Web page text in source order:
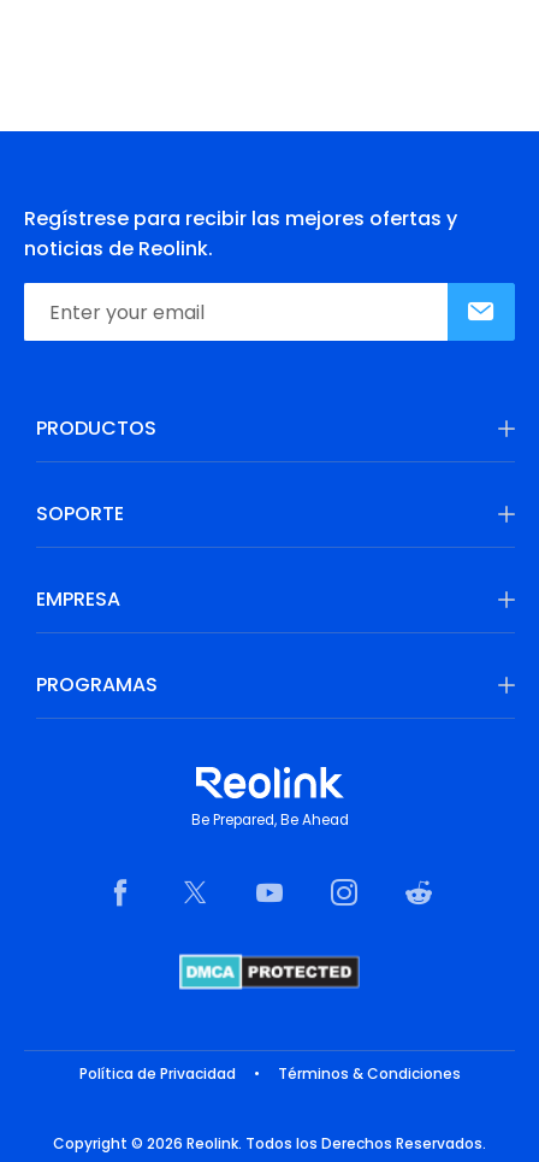
Regístrese para recibir las mejores ofertas y
noticias de Reolink.
PRODUCTOS
SOPORTE
EMPRESA
PROGRAMAS
Be Prepared, Be Ahead
Política de Privacidad • Términos & Condiciones
Copyright © 2026 Reolink. Todos los Derechos Reservados.